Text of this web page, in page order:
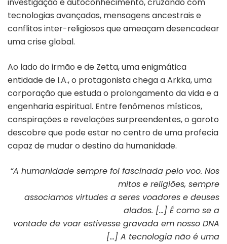
tecnologias avançadas, mensagens ancestrais e
conflitos inter-religiosos que ameaçam desencadear
uma crise global.
Ao lado do irmão e de Zetta, uma enigmática
entidade de I.A., o protagonista chega a Arkka, uma
corporação que estuda o prolongamento da vida e a
engenharia espiritual. Entre fenômenos místicos,
conspirações e revelações surpreendentes, o garoto
descobre que pode estar no centro de uma profecia
capaz de mudar o destino da humanidade.
“A humanidade sempre foi fascinada pelo voo. Nos
mitos e religiões, sempre
associamos virtudes a seres voadores e deuses
alados. […] É como se a
vontade de voar estivesse gravada em nosso DNA
[…] A tecnologia não é uma